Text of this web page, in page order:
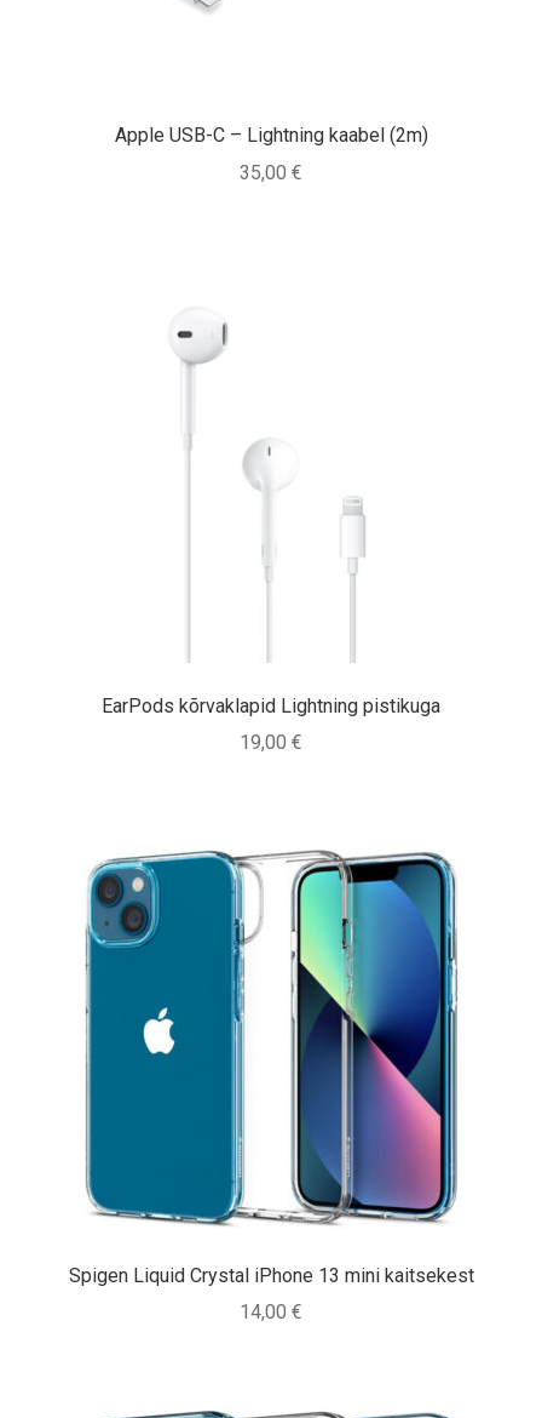
Apple USB-C – Lightning kaabel (2m)
35,00 €
EarPods kõrvaklapid Lightning pistikuga
19,00 €
Spigen Liquid Crystal iPhone 13 mini kaitsekest
14,00 €